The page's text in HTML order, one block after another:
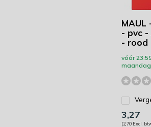
MAUL
- pvc
- rood
vóór
3,27
(2,70 Excl.